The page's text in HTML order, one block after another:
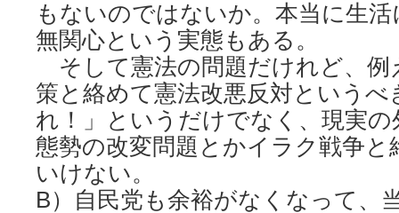
もないのではないか。本当に生
無関心という実態もある。
そして憲法の問題だけれど、例
策と絡めて憲法改悪反対というべ
れ！」というだけでなく、現実の
態勢の改変問題とかイラク戦争
いけない。
B）自民党も余裕がなくなって、